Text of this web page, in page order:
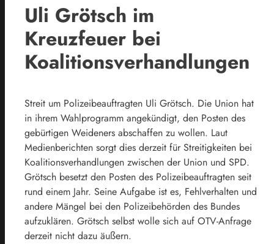
Uli Grötsch im
Kreuzfeuer bei
Koalitionsverhandlungen
Streit um Polizeibeauftragten Uli Grötsch. Die Union hat
in ihrem Wahlprogramm angekündigt, den Posten des
gebürtigen Weideners abschaffen zu wollen. Laut
Medienberichten sorgt dies derzeit für Streitigkeiten bei
Koalitionsverhandlungen zwischen der Union und SPD.
Grötsch besetzt den Posten des Polizeibeauftragten seit
rund einem Jahr. Seine Aufgabe ist es, Fehlverhalten und
andere Mängel bei den Polizeibehörden des Bundes
aufzuklären. Grötsch selbst wolle sich auf OTV-Anfrage
derzeit nicht dazu äußern.